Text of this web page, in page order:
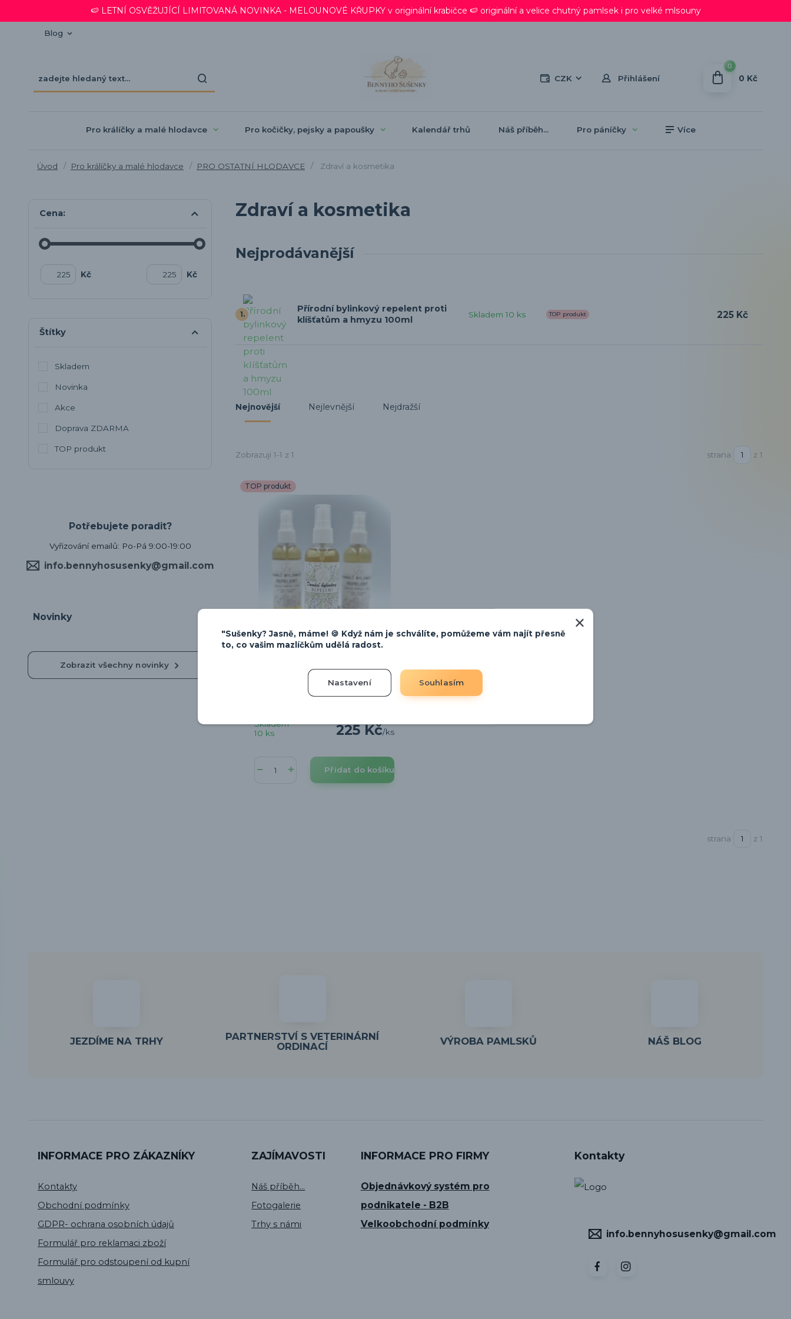
🍉 LETNÍ OSVĚŽUJÍCÍ LIMITOVANÁ NOVINKA - MELOUNOVÉ KŘUPKY v originální krabičce 🍉 originální a velice chutný pamlsek i pro velké mlsouny
Blog
CZK Přihlášení
0
0 Kč
Pro králíčky a malé hlodavce Pro kočičky, pejsky a papoušky Kalendář trhů Náš příběh... Pro páníčky Více
Úvod Pro králíčky a malé hlodavce PRO OSTATNÍ HLODAVCE Zdraví a kosmetika
Zdraví a kosmetika
Nejprodávanější
1.
Přírodní bylinkový repelent proti
klíšťatům a hmyzu 100ml
Skladem 10 ks TOP produkt 225 Kč
Nejnovější Nejlevnější Nejdražší
Zobrazuji 1-1 z 1 strana z 1
TOP produkt
Přírodní bylinkový repelent proti
225 Kč/ks
Skladem
10 ks
Přidat do košíku
strana z 1
Cena:
Kč Kč
Štítky
Skladem
Novinka
Akce
Doprava ZDARMA
TOP produkt
Potřebujete poradit?
Vyřizování emailů: Po-Pá 9:00-19:00
info.bennyhosusenky@gmail.com
Novinky
Zobrazit všechny novinky
JEZDÍME NA TRHY
PARTNERSTVÍ S VETERINÁRNÍ
ORDINACÍ
VÝROBA PAMLSKŮ NÁŠ BLOG
INFORMACE PRO ZÁKAZNÍKY
Kontakty
Obchodní podmínky
GDPR- ochrana osobních údajů
Formulář pro reklamaci zboží
Formulář pro odstoupení od kupní
smlouvy
ZAJÍMAVOSTI
Náš příběh...
Fotogalerie
Trhy s námi
INFORMACE PRO FIRMY
Objednávkový systém pro
podnikatele - B2B
Velkoobchodní podmínky
Kontakty
info.bennyhosusenky@gmail.com
"Sušenky? Jasně, máme! 🍪 Když nám je schválíte, pomůžeme vám najít přesně
to, co vašim mazlíčkům udělá radost.
Nastavení Souhlasím